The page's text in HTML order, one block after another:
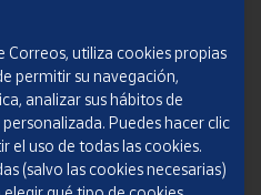
Correos, utiliza cookies propias
permitir su navegación,
analizar sus hábitos de
Puedes hacer clic
el uso de todas las cookies.
(salvo las cookies necesarias)